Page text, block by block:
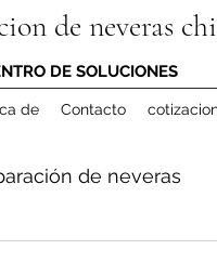
de neveras
DE SOLUCIONES
de Contacto
de neveras